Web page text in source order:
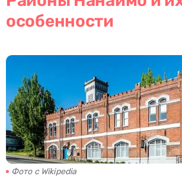
особенности
Фото с Wikipedia